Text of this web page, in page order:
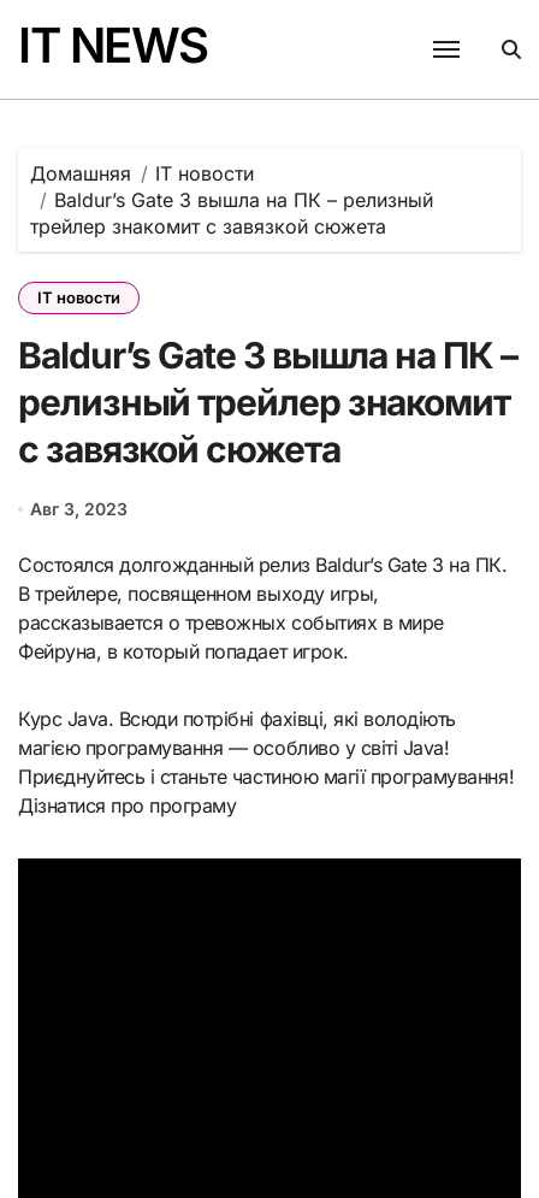
содержанию
IT NEWS
Домашняя
IT новости
Baldur’s Gate 3 вышла на ПК – релизный
трейлер знакомит с завязкой сюжета
IT новости
Baldur’s Gate 3 вышла на ПК –
релизный трейлер знакомит
с завязкой сюжета
Авг 3, 2023
Состоялся долгожданный релиз Baldur’s Gate 3 на ПК.
В трейлере, посвященном выходу игры,
рассказывается о тревожных событиях в мире
Фейруна, в который попадает игрок.
Курс Java. Всюди потрібні фахівці, які володіють
магією програмування — особливо у світі Java!
Приєднуйтесь і станьте частиною магії програмування!
Дізнатися про програму